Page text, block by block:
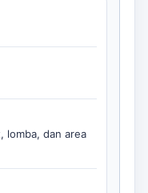
lomba, dan area